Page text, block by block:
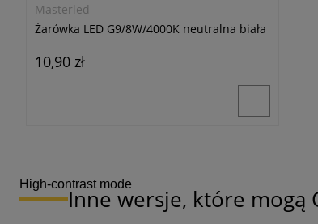
Masterled
Żarówka LED G9/8W/4000K neutralna biała
10,90 zł
High-contrast mode
Inne wersje, które mogą